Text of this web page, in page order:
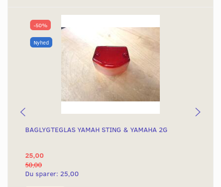
-50%
Nyhed
BAGLYGTEGLAS YAMAH STING & YAMAHA 2G
25,00
50,00
Du sparer: 25,00